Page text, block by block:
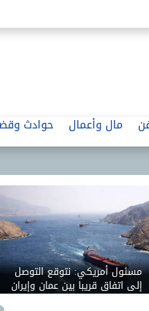
مال وأعمال حوادث
مسئول أمريكي: نتوقع التوصل
إلى اتفاق قريبا بين عمان وإيران
حول مضيق هرمز